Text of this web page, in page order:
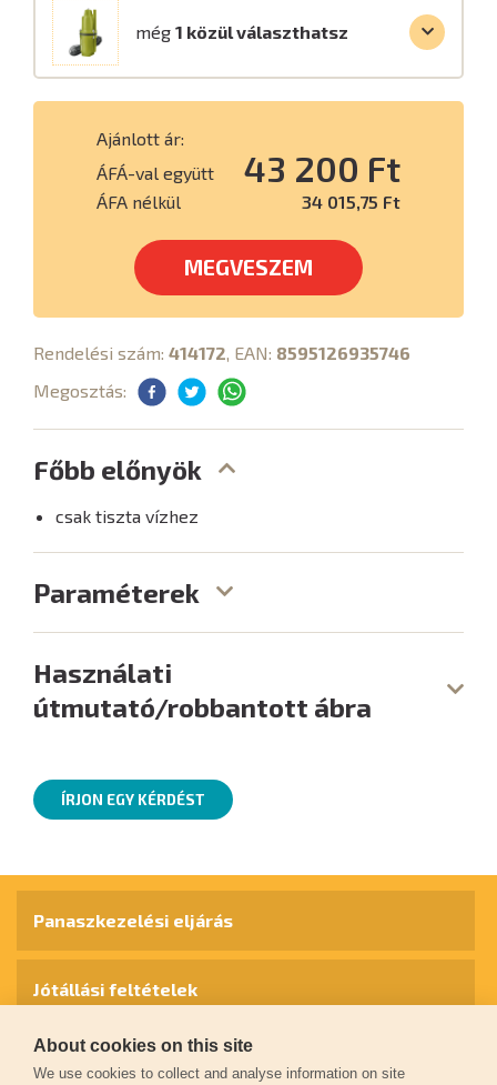
még 1 közül választhatsz
Ajánlott ár:
ÁFÁ-val együtt
43 200 Ft
ÁFA nélkül 34 015,75 Ft
MEGVESZEM
Rendelési szám: 414172 , EAN: 8595126935746
Megosztás:
Főbb előnyök
csak tiszta vízhez
Paraméterek
Használati
útmutató/robbantott ábra
ÍRJON EGY KÉRDÉST
Panaszkezelési eljárás
Jótállási feltételek
Személyes adatok védelme
About cookies on this site
We use cookies to collect and analyse information on site